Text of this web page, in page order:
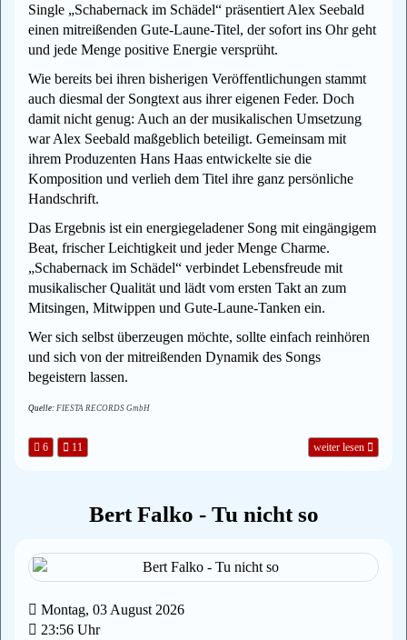
Single „Schabernack im Schädel“ präsentiert Alex Seebald
einen mitreißenden Gute-Laune-Titel, der sofort ins Ohr geht
und jede Menge positive Energie versprüht.
Wie bereits bei ihren bisherigen Veröffentlichungen stammt
auch diesmal der Songtext aus ihrer eigenen Feder. Doch
damit nicht genug: Auch an der musikalischen Umsetzung
war Alex Seebald maßgeblich beteiligt. Gemeinsam mit
ihrem Produzenten Hans Haas entwickelte sie die
Komposition und verlieh dem Titel ihre ganz persönliche
Handschrift.
Das Ergebnis ist ein energiegeladener Song mit eingängigem
Beat, frischer Leichtigkeit und jeder Menge Charme.
„Schabernack im Schädel“ verbindet Lebensfreude mit
musikalischer Qualität und lädt vom ersten Takt an zum
Mitsingen, Mitwippen und Gute-Laune-Tanken ein.
Wer sich selbst überzeugen möchte, sollte einfach reinhören
und sich von der mitreißenden Dynamik des Songs
begeistern lassen.
Quelle: FIESTA RECORDS GmbH
6 11 weiter lesen
Bert Falko - Tu nicht so
Montag, 03 August 2026
23:56 Uhr